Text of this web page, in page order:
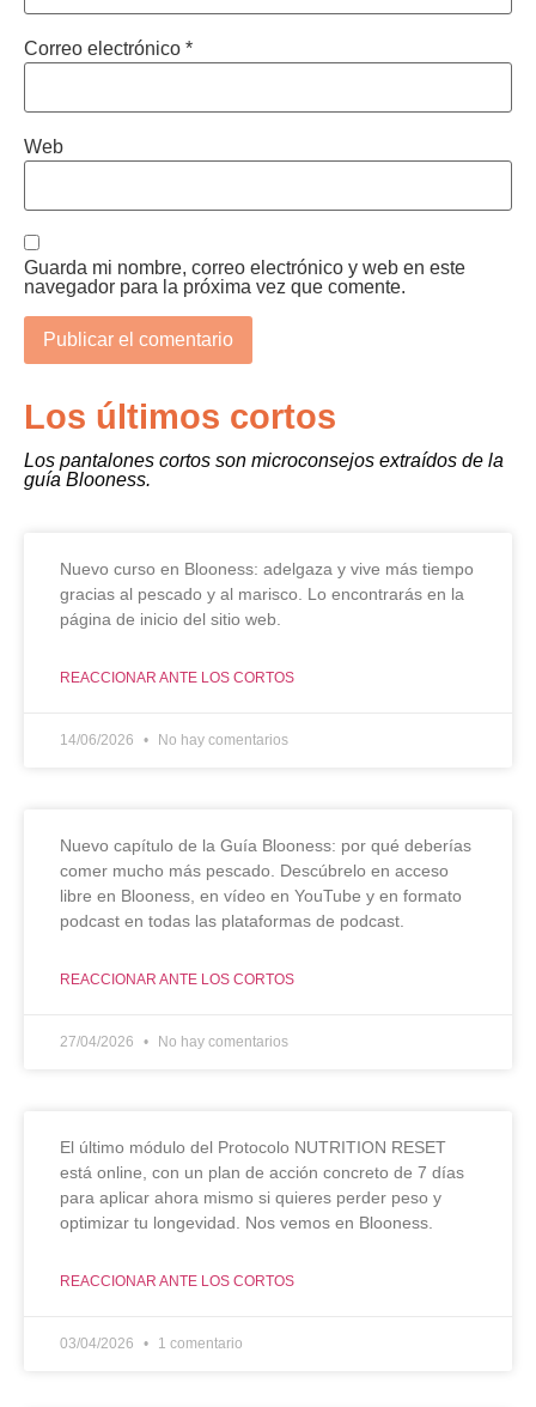
Correo electrónico *
Web
Guarda mi nombre, correo electrónico y web en este
navegador para la próxima vez que comente.
Los últimos cortos
Los pantalones cortos son microconsejos extraídos de la
guía Blooness.
Nuevo curso en Blooness: adelgaza y vive más tiempo
gracias al pescado y al marisco. Lo encontrarás en la
página de inicio del sitio web.
REACCIONAR ANTE LOS CORTOS
14/06/2026 No hay comentarios
Nuevo capítulo de la Guía Blooness: por qué deberías
comer mucho más pescado. Descúbrelo en acceso
libre en Blooness, en vídeo en YouTube y en formato
podcast en todas las plataformas de podcast.
REACCIONAR ANTE LOS CORTOS
27/04/2026 No hay comentarios
El último módulo del Protocolo NUTRITION RESET
está online, con un plan de acción concreto de 7 días
para aplicar ahora mismo si quieres perder peso y
optimizar tu longevidad. Nos vemos en Blooness.
REACCIONAR ANTE LOS CORTOS
03/04/2026 1 comentario